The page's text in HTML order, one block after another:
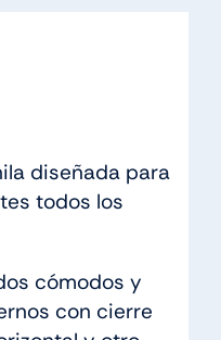
diseñada para
todos los
cómodos y
con cierre